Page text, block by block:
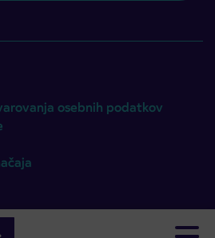
osebnih podatkov